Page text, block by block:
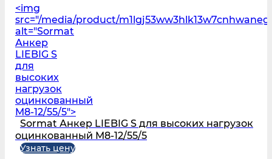
<img
src="/media/product/
alt="Sormat
Анкер
LIEBIG S
для
высоких
нагрузок
оцинкованный
M8-12/55/5">
Sormat Анкер LIEBIG S для высоких нагрузок
оцинкованный M8-12/55/5
Узнать цену